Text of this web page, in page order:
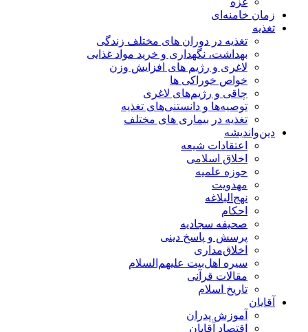
زمان خامنه‌ای
تغذیه
تغذیه در دوران های مختلف زندگی
بهداشت، نگهداری و خرید مواد غذایی
لاغری و رژیم های افزایش وزن
خواص خوراكی ها
چاقی و رژیم‌های لاغری
توصیه‌ها و دانستنی‌های تغذیه
تغذیه در بیماری های مختلف
دین‌واندیشه
اعتقادات شیعه
اخلاق اسلامی
حوزه علمیه
مهدویت
نهج‌البلاغه
احکام
صحیفه سجادیه
پرسش و پاسخ دینی
اخلاق‌مداری
سیره اهل‌بیت علیهم‌السلام
مقالات قرآنی
تاریخ اسلام
آقایان
آموزش پدران
اقتصاد آقایان